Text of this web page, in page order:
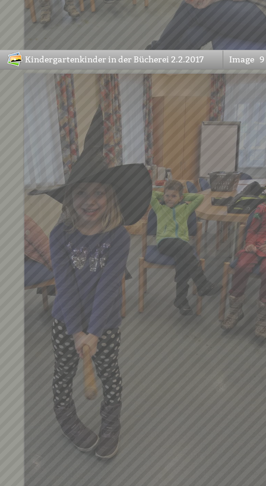
Kindergartenkinder in der Bücherei 2.2.2017 Image 9